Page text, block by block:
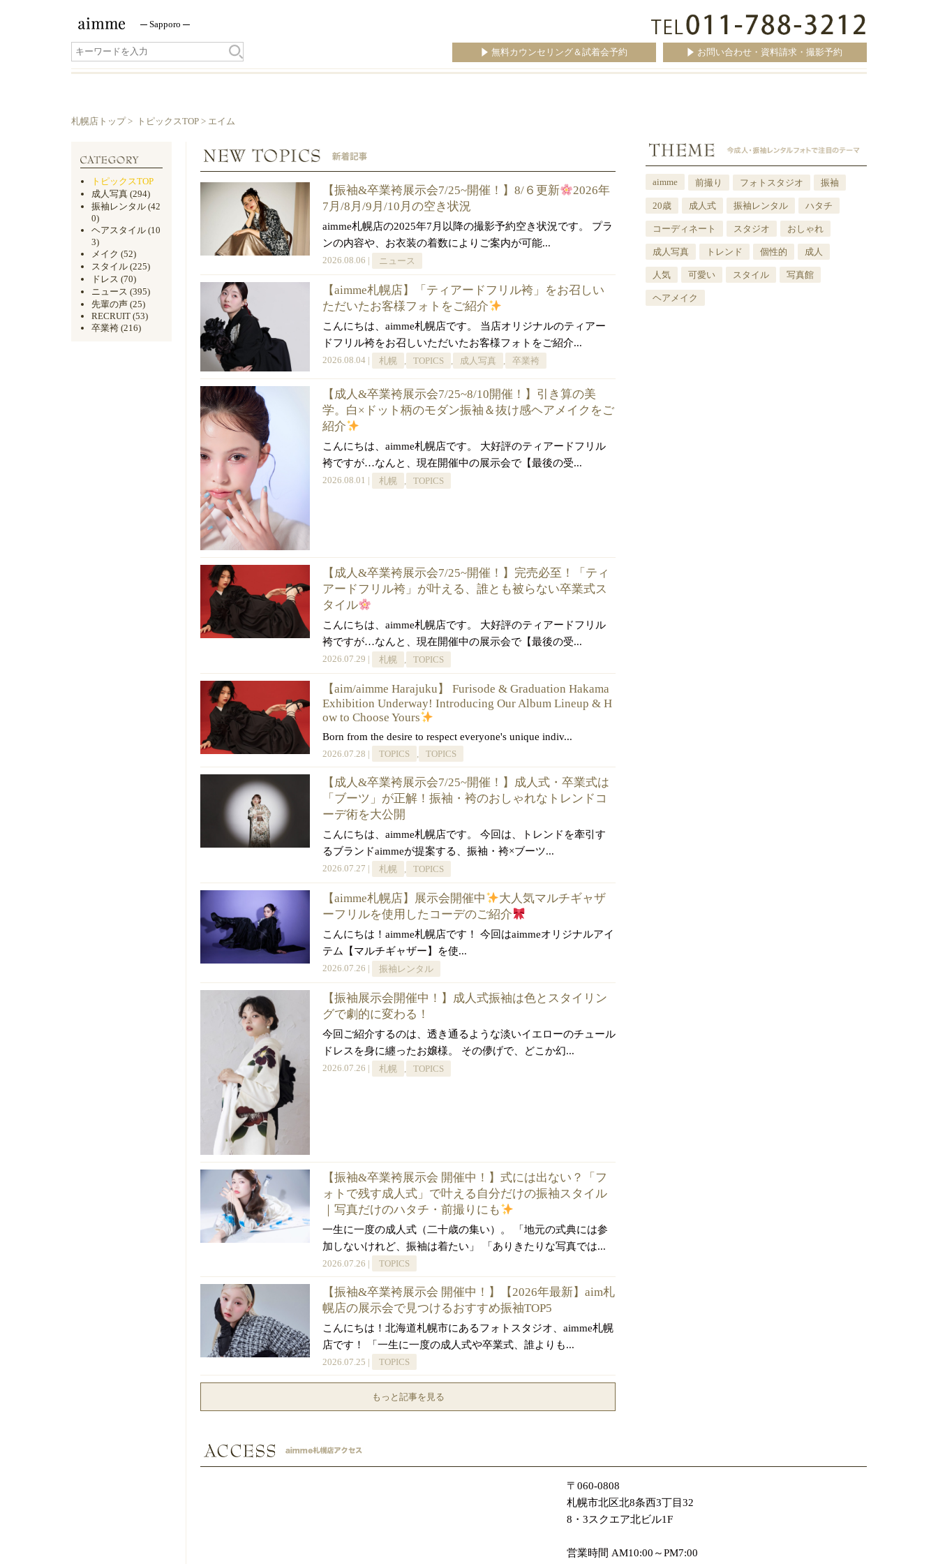
Sapporo
お問い合わせ・資料請求・撮影予約
無料カウンセリング＆試着会予約
札幌店トップ> トピックスTOP > エイム
【振袖&卒業袴展示会7/25~開催！】8/６更新
2026年
7月/8月/9月/10月の空き状況
aimme札幌店の2025年7月以降の撮影予約空き状況です。 プラ
ンの内容や、お衣装の着数によりご案内が可能...
2026.08.06 | ニュース
【aimme札幌店】「ティアードフリル袴」をお召しい
ただいたお客様フォトをご紹介
こんにちは、aimme札幌店です。 当店オリジナルのティアー
ドフリル袴をお召しいただいたお客様フォトをご紹介...
2026.08.04 | 札幌 , TOPICS , 成人写真 , 卒業袴
【成人&卒業袴展示会7/25~8/10開催！】引き算の美
学。白×ドット柄のモダン振袖＆抜け感ヘアメイクをご
紹介
こんにちは、aimme札幌店です。 大好評のティアードフリル
袴ですが…なんと、現在開催中の展示会で【最後の受...
2026.08.01 | 札幌 TOPICS
【成人&卒業袴展示会7/25~開催！】完売必至！「ティ
アードフリル袴」が叶える、誰とも被らない卒業式ス
タイル
こんにちは、aimme札幌店です。 大好評のティアードフリル
袴ですが…なんと、現在開催中の展示会で【最後の受...
2026.07.29 | 札幌 , TOPICS
【aim/aimme Harajuku】 Furisode & Graduation Hakama
Exhibition Underway! Introducing Our Album Lineup & H
ow to Choose Yours
Born from the desire to respect everyone's unique indiv...
2026.07.28 | TOPICS , TOPICS
【成人&卒業袴展示会7/25~開催！】成人式・卒業式は
「ブーツ」が正解！振袖・袴のおしゃれなトレンドコ
ーデ術を大公開
こんにちは、aimme札幌店です。 今回は、トレンドを牽引す
るブランドaimmeが提案する、振袖・袴×ブーツ...
2026.07.27 | 札幌 , TOPICS
【aimme札幌店】展示会開催中
大人気マルチギャザ
ーフリルを使用したコーデのご紹介
こんにちは！aimme札幌店です！ 今回はaimmeオリジナルアイ
テム【マルチギャザー】を使...
2026.07.26 | 振袖レンタル
【振袖展示会開催中！】成人式振袖は色とスタイリン
グで劇的に変わる！
今回ご紹介するのは、透き通るような淡いイエローのチュール
ドレスを身に纏ったお嬢様。 その儚げで、どこか幻...
2026.07.26 | 札幌 , TOPICS
【振袖&卒業袴展示会 開催中！】式には出ない？「フ
ォトで残す成人式」で叶える自分だけの振袖スタイル
｜写真だけのハタチ・前撮りにも
一生に一度の成人式（二十歳の集い）。 「地元の式典には参
加しないけれど、振袖は着たい」 「ありきたりな写真では...
2026.07.26 | TOPICS
【振袖&卒業袴展示会 開催中！】【2026年最新】aim札
幌店の展示会で見つけるおすすめ振袖TOP5
こんにちは！北海道札幌市にあるフォトスタジオ、aimme札幌
店です！ 「一生に一度の成人式や卒業式、誰よりも...
2026.07.25 | TOPICS
もっと記事を見る
aimme 前撮り フォトスタジオ 振袖
20歳 成人式 振袖レンタル ハタチ
コーディネート スタジオ おしゃれ
成人写真 トレンド 個性的 成人
人気 可愛い スタイル 写真館
ヘアメイク
〒060-0808
札幌市北区北8条西3丁目32
8・3スクエア北ビル1F
営業時間 AM10:00～PM7:00
トピックスTOP
成人写真 (294)
振袖レンタル (42
0)
ヘアスタイル (10
3)
メイク (52)
スタイル (225)
ドレス (70)
ニュース (395)
先輩の声 (25)
RECRUIT (53)
卒業袴 (216)